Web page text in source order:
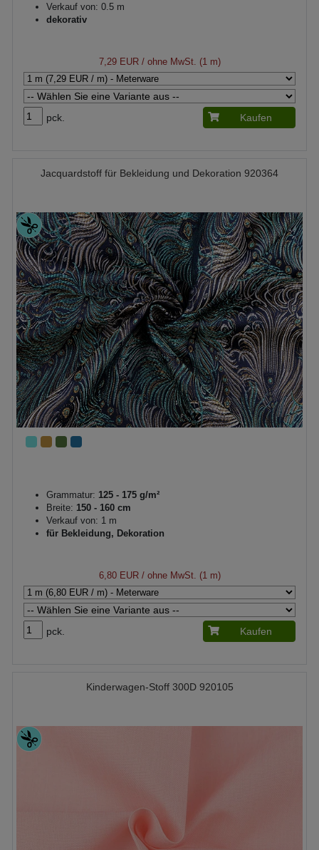
Verkauf von: 0.5 m
dekorativ
7,29 EUR/ ohne MwSt. (1 m)
pck. Kaufen
Jacquardstoff für Bekleidung und Dekoration 920364
Grammatur: 125 - 175 g/m²
Breite: 150 - 160 cm
Verkauf von: 1 m
für Bekleidung, Dekoration
6,80 EUR/ ohne MwSt. (1 m)
pck. Kaufen
Kinderwagen-Stoff 300D 920105